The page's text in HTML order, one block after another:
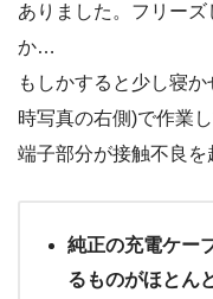
ありました。フリー
か…
もしかすると少し寝
時写真の右側)で作業
端子部分が接触不良を
純正の充電ケー
るものがほとん